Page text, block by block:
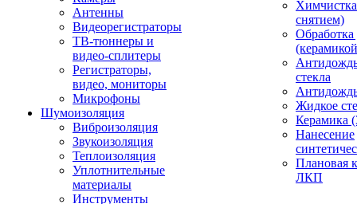
Антенны
Видеорегистраторы
ТВ-тюннеры и
видео-сплитеры
Регистраторы,
видео, мониторы
Микрофоны
Шумоизоляция
Виброизоляция
Звукоизоляция
Теплоизоляция
Уплотнительные
материалы
Инструменты
снятием)
Обработка
стекла
Жидкое
Керамика
Нанесение
Плановая
ЛКП